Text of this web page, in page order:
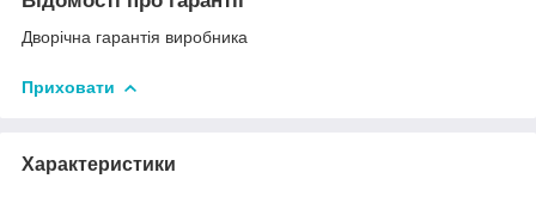
Дворічна гарантія виробника
Приховати
Характеристики